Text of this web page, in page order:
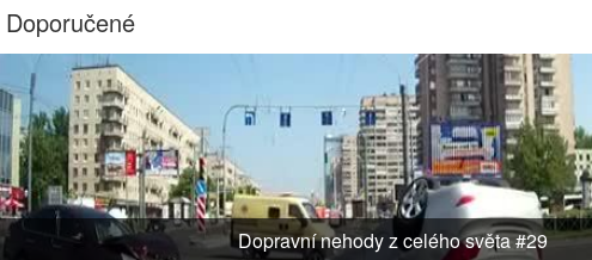
Doporučené
Dopravní nehody z celého světa #29